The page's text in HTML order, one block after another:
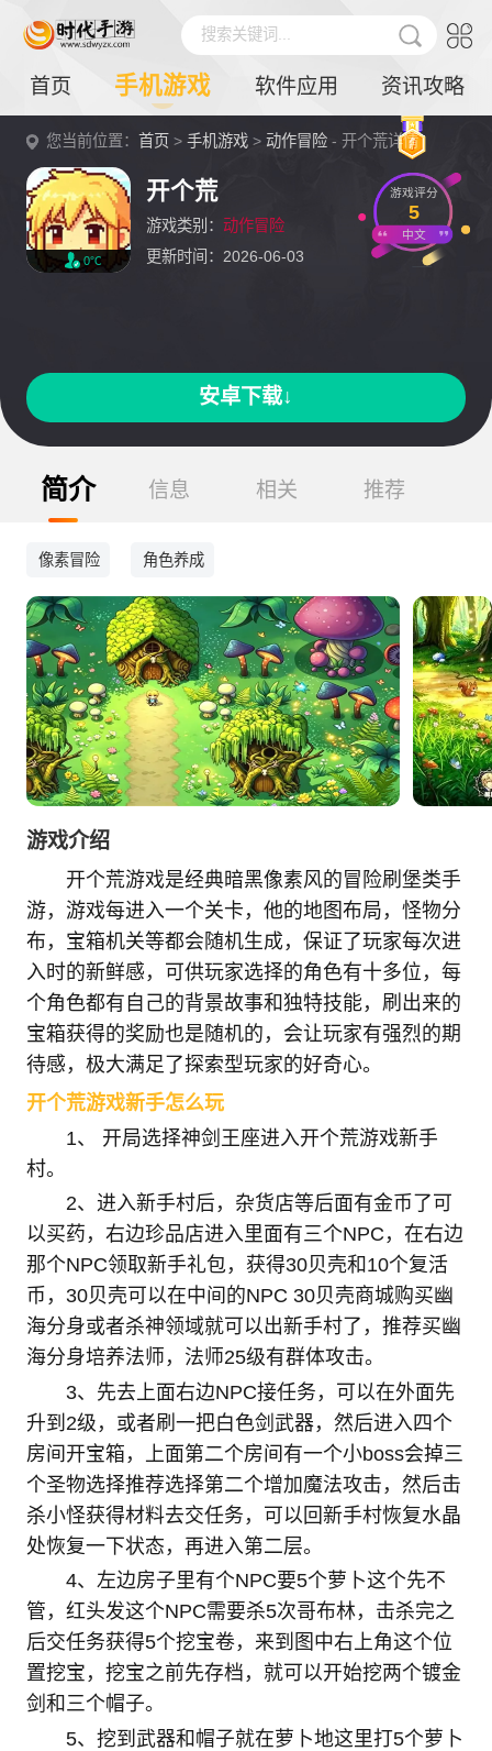
搜索关键词...
首页 手机游戏 软件应用 资讯攻略
您当前位置：首页 >手机游戏 >动作冒险 - 开个荒详情
0℃
开个荒
游戏类别： 动作冒险
更新时间：2026-06-03
游戏评分
5
中文
安卓下载↓
简介 信息 相关 推荐
像素冒险 角色养成
游戏介绍
开个荒游戏是经典暗黑像素风的冒险刷堡类手
游，游戏每进入一个关卡，他的地图布局，怪物分
布，宝箱机关等都会随机生成，保证了玩家每次进
入时的新鲜感，可供玩家选择的角色有十多位，每
个角色都有自己的背景故事和独特技能，刷出来的
宝箱获得的奖励也是随机的，会让玩家有强烈的期
待感，极大满足了探索型玩家的好奇心。
开个荒游戏新手怎么玩
1、 开局选择神剑王座进入开个荒游戏新手
村。
2、进入新手村后，杂货店等后面有金币了可
以买药，右边珍品店进入里面有三个NPC，在右边
那个NPC领取新手礼包，获得30贝壳和10个复活
币，30贝壳可以在中间的NPC 30贝壳商城购买幽
海分身或者杀神领域就可以出新手村了，推荐买幽
海分身培养法师，法师25级有群体攻击。
3、先去上面右边NPC接任务，可以在外面先
升到2级，或者刷一把白色剑武器，然后进入四个
房间开宝箱，上面第二个房间有一个小boss会掉三
个圣物选择推荐选择第二个增加魔法攻击，然后击
杀小怪获得材料去交任务，可以回新手村恢复水晶
处恢复一下状态，再进入第二层。
4、左边房子里有个NPC要5个萝卜这个先不
管，红头发这个NPC需要杀5次哥布林，击杀完之
后交任务获得5个挖宝卷，来到图中右上角这个位
置挖宝，挖宝之前先存档，就可以开始挖两个镀金
剑和三个帽子。
5、挖到武器和帽子就在萝卜地这里打5个萝卜